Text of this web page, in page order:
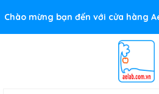
Chào mừng bạn đến với cửa hàng
Rất nhiều ưu đãi và chương trình
bạn